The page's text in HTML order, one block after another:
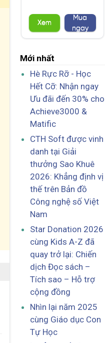
Xem
Mua
ngay
Mới nhất
Hè Rực Rỡ - Học
Hết Cỡ: Nhận ngay
Ưu đãi đến 30% cho
Achieve3000 &
Matific
CTH Soft được vinh
danh tại Giải
thưởng Sao Khuê
2026: Khẳng định vị
thế trên Bản đồ
Công nghệ số Việt
Nam
Star Donation 2026
cùng Kids A-Z đã
quay trở lại: Chiến
dịch Đọc sách –
Tích sao – Hỗ trợ
cộng đồng
Nhìn lại năm 2025
cùng Giáo dục Con
Tự Học